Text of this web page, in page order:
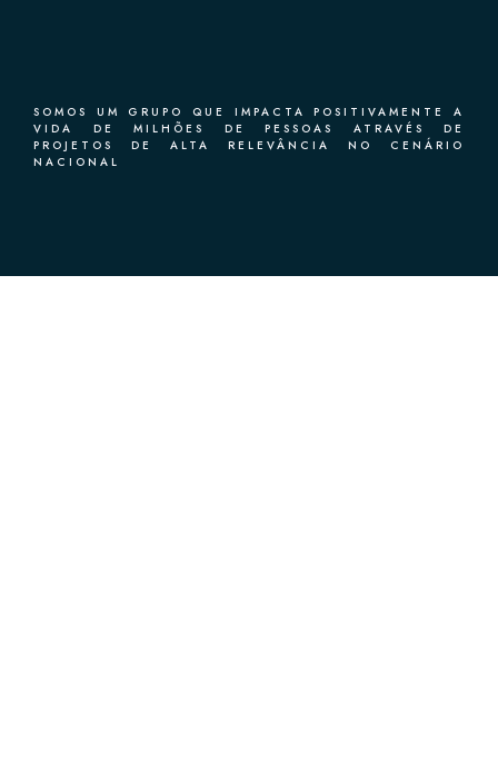
SOMOS UM GRUPO QUE IMPACTA POSITIVAMENTE A
VIDA DE MILHÕES DE PESSOAS ATRAVÉS DE
PROJETOS DE ALTA RELEVÂNCIA NO CENÁRIO
NACIONAL